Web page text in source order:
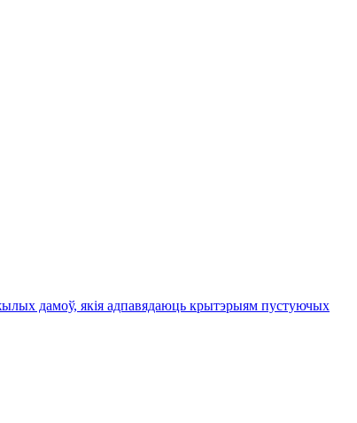
дамоў, якія адпавядаюць крытэрыям пустуючых